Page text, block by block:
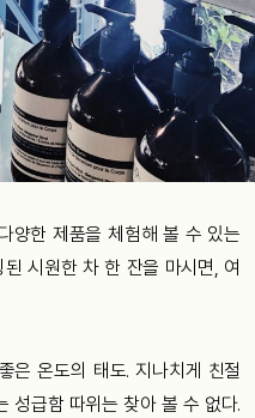
양한 제품을 체험해 볼 수 있는
시원한 차 한 잔을 마시면, 여
은 온도의 태도. 지나치게 친절
성급함 따위는 찾아 볼 수 없다.